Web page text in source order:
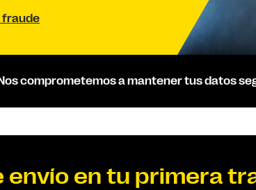
fraude
Nos comprometemos a mantener tus datos
envío en tu primera